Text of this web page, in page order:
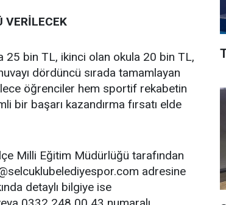
VERİLECEK
25 bin TL, ikinci olan okula 20 bin TL,
dördüncü sırada tamamlayan
öğrenciler hem sportif rekabetin
bir başarı kazandırma fırsatı elde
Milli Eğitim Müdürlüğü tarafından
adresine
detaylı bilgiye ise